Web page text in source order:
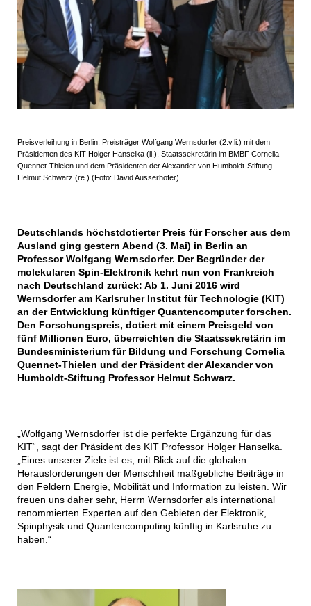
Preisverleihung in Berlin: Preisträger Wolfgang Wernsdorfer (2.v.li.) mit dem
Präsidenten des KIT Holger Hanselka (li.), Staatssekretärin im BMBF Cornelia
Quennet-Thielen und dem Präsidenten der Alexander von Humboldt-Stiftung
Helmut Schwarz (re.) (Foto: David Ausserhofer)
Deutschlands höchstdotierter Preis für Forscher aus dem
Ausland ging gestern Abend (3. Mai) in Berlin an
Professor Wolfgang Wernsdorfer. Der Begründer der
molekularen Spin-Elektronik kehrt nun von Frankreich
nach Deutschland zurück: Ab 1. Juni 2016 wird
Wernsdorfer am Karlsruher Institut für Technologie (KIT)
an der Entwicklung künftiger Quantencomputer forschen.
Den Forschungspreis, dotiert mit einem Preisgeld von
fünf Millionen Euro, überreichten die Staatssekretärin im
Bundesministerium für Bildung und Forschung Cornelia
Quennet-Thielen und der Präsident der Alexander von
Humboldt-Stiftung Professor Helmut Schwarz.
„Wolfgang Wernsdorfer ist die perfekte Ergänzung für das
KIT“, sagt der Präsident des KIT Professor Holger Hanselka.
„Eines unserer Ziele ist es, mit Blick auf die globalen
Herausforderungen der Menschheit maßgebliche Beiträge in
den Feldern Energie, Mobilität und Information zu leisten. Wir
freuen uns daher sehr, Herrn Wernsdorfer als international
renommierten Experten auf den Gebieten der Elektronik,
Spinphysik und Quantencomputing künftig in Karlsruhe zu
haben.“